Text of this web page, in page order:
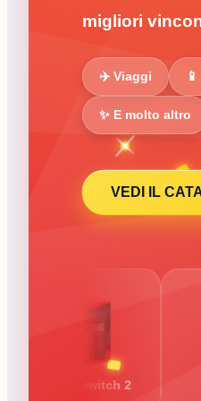
migliori
✈️ Viaggi
✨ E molto altro
VEDI IL